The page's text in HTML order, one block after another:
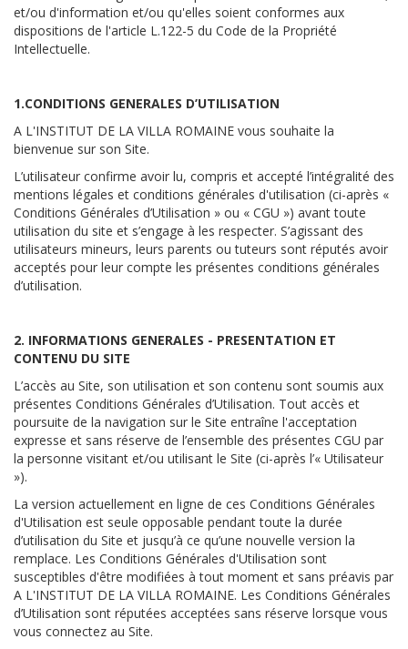
et/ou d'information et/ou qu'elles soient conformes aux
dispositions de l'article L.122-5 du Code de la Propriété
Intellectuelle.
1.CONDITIONS GENERALES D’UTILISATION
A L'INSTITUT DE LA VILLA ROMAINE vous souhaite la
bienvenue sur son Site.
L’utilisateur confirme avoir lu, compris et accepté l’intégralité des
mentions légales et conditions générales d'utilisation (ci-après «
Conditions Générales d’Utilisation » ou « CGU ») avant toute
utilisation du site et s’engage à les respecter. S’agissant des
utilisateurs mineurs, leurs parents ou tuteurs sont réputés avoir
acceptés pour leur compte les présentes conditions générales
d’utilisation.
2. INFORMATIONS GENERALES - PRESENTATION ET
CONTENU DU SITE
L’accès au Site, son utilisation et son contenu sont soumis aux
présentes Conditions Générales d’Utilisation. Tout accès et
poursuite de la navigation sur le Site entraîne l'acceptation
expresse et sans réserve de l’ensemble des présentes CGU par
la personne visitant et/ou utilisant le Site (ci-après l’« Utilisateur
»).
La version actuellement en ligne de ces Conditions Générales
d'Utilisation est seule opposable pendant toute la durée
d’utilisation du Site et jusqu’à ce qu’une nouvelle version la
remplace. Les Conditions Générales d'Utilisation sont
susceptibles d'être modifiées à tout moment et sans préavis par
A L'INSTITUT DE LA VILLA ROMAINE. Les Conditions Générales
d’Utilisation sont réputées acceptées sans réserve lorsque vous
vous connectez au Site.